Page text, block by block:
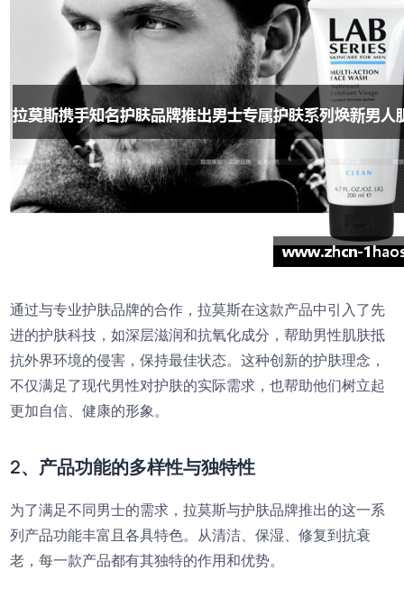
通过与专业护肤品牌的合作，拉莫斯在这款产品中引入了先
进的护肤科技，如深层滋润和抗氧化成分，帮助男性肌肤抵
抗外界环境的侵害，保持最佳状态。这种创新的护肤理念，
不仅满足了现代男性对护肤的实际需求，也帮助他们树立起
更加自信、健康的形象。
2、产品功能的多样性与独特性
为了满足不同男士的需求，拉莫斯与护肤品牌推出的这一系
列产品功能丰富且各具特色。从清洁、保湿、修复到抗衰
老，每一款产品都有其独特的作用和优势。